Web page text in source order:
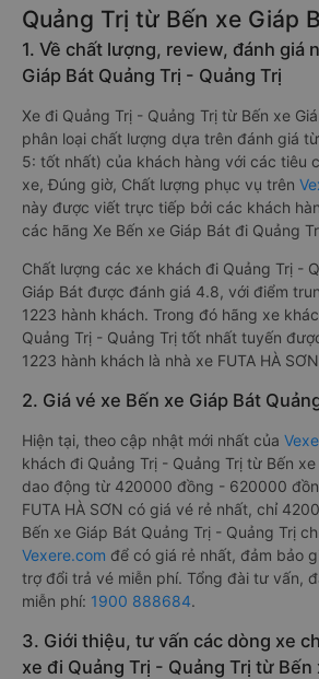
Quảng Trị từ Bến xe Giáp
1. Về chất lượng, review, đánh giá
Giáp Bát Quảng Trị - Quảng Trị
Xe đi Quảng Trị - Quảng Trị từ Bến xe
phân loại chất lượng dựa trên đánh giá
5: tốt nhất) của khách hàng với các tiêu
xe, Đúng giờ, Chất lượng phục vụ trên
này được viết trực tiếp bởi các khách
các hãng Xe Bến xe Giáp Bát đi Quảng
Chất lượng các xe khách đi Quảng Trị -
Giáp Bát được đánh giá 4.8, với điểm
1223 hành khách. Trong đó hãng xe
Quảng Trị - Quảng Trị tốt nhất tuyến
1223 hành khách là nhà xe FUTA HÀ
2. Giá vé xe Bến xe Giáp Bát
Hiện tại, theo cập nhật mới nhất của
khách đi Quảng Trị - Quảng Trị từ Bến
dao động từ 420000 đồng - 620000
FUTA HÀ SƠN có giá vé rẻ nhất, chỉ
Bến xe Giáp Bát Quảng Trị - Quảng Trị
Vexere.com để có giá rẻ nhất, đảm bảo
trợ đổi trả vé miễn phí. Tổng đài tư vấn,
miễn phí: 1900 888684.
3. Giới thiệu, tư vấn các dòng xe
xe đi Quảng Trị - Quảng Trị từ Bến